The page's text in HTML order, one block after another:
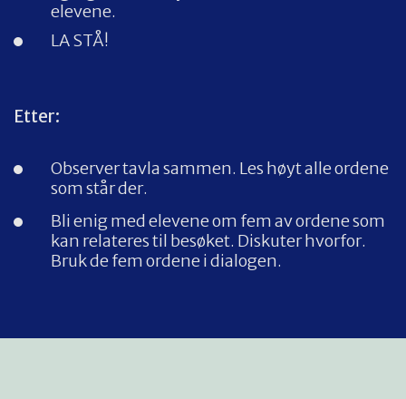
elevene.
LA STÅ!
Etter:
Observer tavla sammen. Les høyt alle ordene
som står der.
Bli enig med elevene om fem av ordene som
kan relateres til besøket. Diskuter hvorfor.
Bruk de fem ordene i dialogen.